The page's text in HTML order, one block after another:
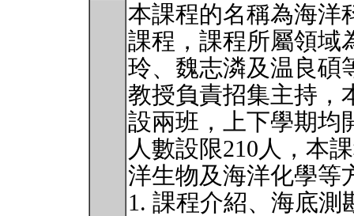
本課程的名稱為海洋
課程，課程所屬領域
玲、魏志潾及温良碩
教授負責招集主持，
設兩班，上下學期均
人數設限210人，本
洋生物及海洋化學等
1. 課程介紹、海底測